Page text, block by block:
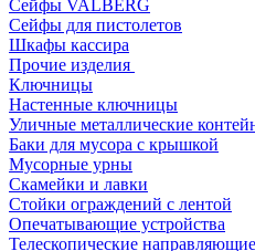
Сейфы VALBERG
Сейфы для пистолетов
Шкафы кассира
Прочие изделия
Ключницы
Настенные ключницы
Уличные металлические
Баки для мусора с крышкой
Мусорные урны
Скамейки и лавки
Стойки ограждений с лентой
Опечатывающие устройства
Телескопические направляющие